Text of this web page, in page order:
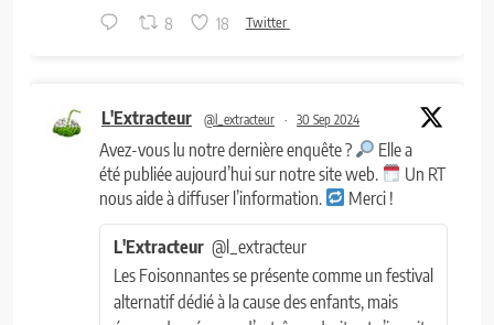
8 18 Twitter
L'Extracteur @l_extracteur · 30 Sep 2024
Avez-vous lu notre dernière enquête ?
Elle a
été publiée aujourd’hui sur notre site web.
Un RT
nous aide à diffuser l’information.
Merci !
L'Extracteur @l_extracteur
Les Foisonnantes se présente comme un festival
alternatif dédié à la cause des enfants, mais